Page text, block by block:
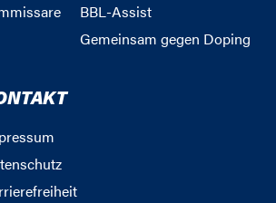
BBL-Assist
Gemeinsam gegen Doping